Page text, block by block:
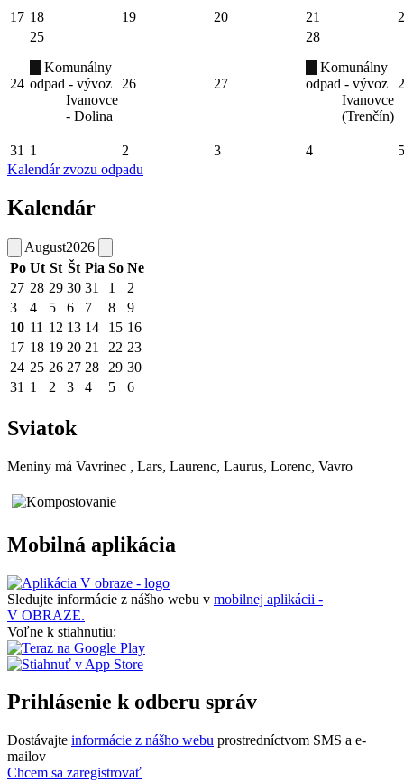
17 18 19 20 21
24
25
Komunálny
odpad - vývoz
Ivanovce
- Dolina
26 27
28
Komunálny
odpad - vývoz
Ivanovce
(Trenčín)
31 1 2 3 4
5
Kalendár zvozu odpadu
Kalendár
August2026
Po Ut St Št Pia So Ne
27 28 29 30 31 1
2
3
4 5 6 7 8
9
10 11 12 13 14 15 16
17 18 19 20 21 22 23
24 25 26 27 28 29 30
31 1 2 3 4 5 6
Sviatok
Meniny má Vavrinec , Lars, Laurenc, Laurus, Lorenc, Vavro
Mobilná aplikácia
Sledujte informácie z nášho webu v mobilnej aplikácii -
V OBRAZE.
Voľne k stiahnutiu:
Prihlásenie k odberu správ
Dostávajte informácie z nášho webu prostredníctvom SMS a e-
mailov
Chcem sa zaregistrovať